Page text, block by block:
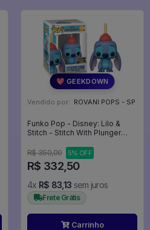
💖 GEEKDOWN
Vendido por: ROVANI POPS - SP
Funko Pop - Disney: Lilo &
Stitch - Stitch With Plunger
#1354
R$ 350,00 5% OFF
R$ 332,50
4x R$ 83,13 sem juros
Frete Grátis
Carrinho